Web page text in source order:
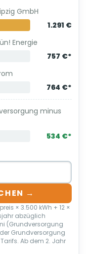
GmbH
1.291 €
Energie
757 €*
764 €*
minus
534 €*
→
× 3.500 kWh + 12 ×
abzüglich
(Grundversorgung
Grundversorgung
Ab dem 2. Jahr